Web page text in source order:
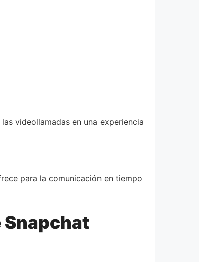
videollamadas en una experiencia
para la comunicación en tiempo
Snapchat